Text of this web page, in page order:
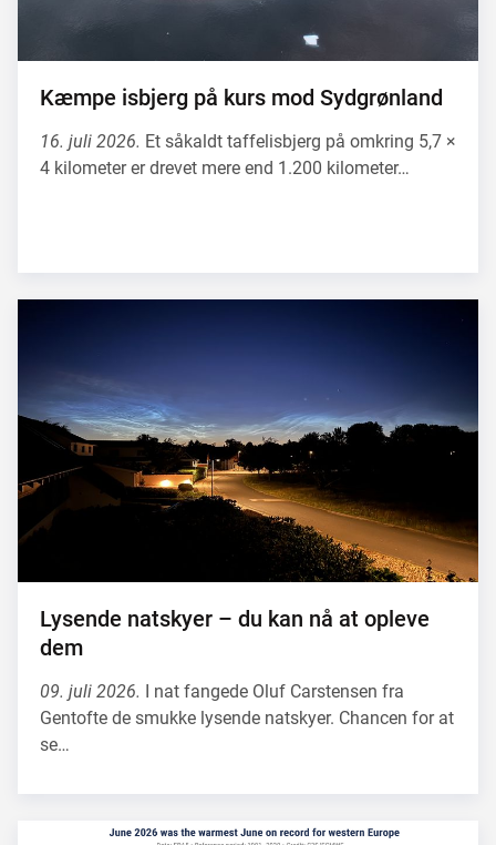
Kæmpe isbjerg på kurs mod Sydgrønland
16. juli 2026. Et såkaldt taffelisbjerg på omkring 5,7 ×
4 kilometer er drevet mere end 1.200 kilometer…
Lysende natskyer – du kan nå at opleve
dem
09. juli 2026. I nat fangede Oluf Carstensen fra
Gentofte de smukke lysende natskyer. Chancen for at
se…